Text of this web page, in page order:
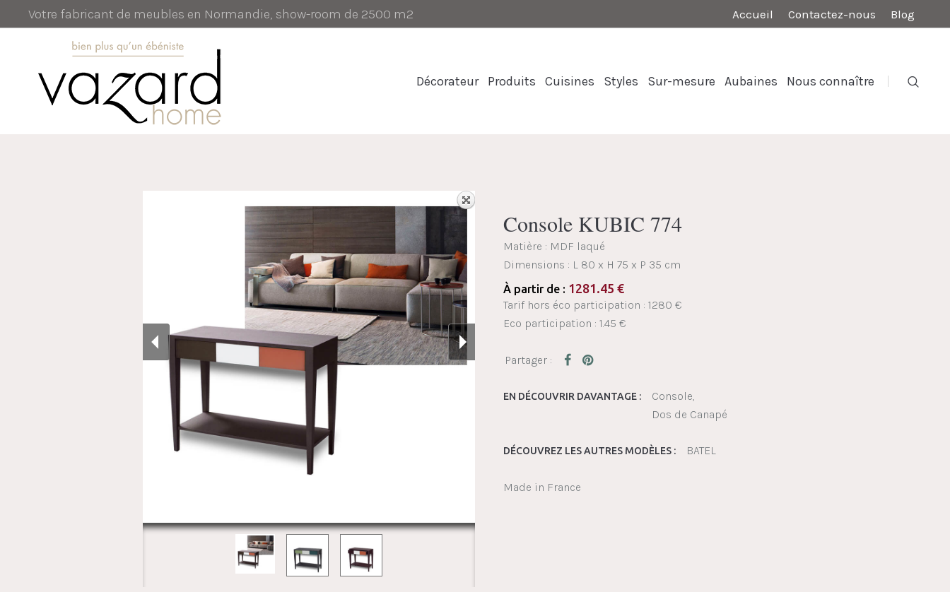
Accueil Contactez-nous Blog
Votre fabricant de meubles en Normandie, show-room de 2500 m2
Décorateur Produits Cuisines Styles Sur-mesure Aubaines Nous connaître
Console KUBIC 774
Matière : MDF laqué
Dimensions : L 80 x H 75 x P 35 cm
À partir de : 1281.45 €
Tarif hors éco participation : 1280 €
Eco participation : 1.45 €
EN DÉCOUVRIR DAVANTAGE :
Console
Dos de Canapé
DÉCOUVREZ LES AUTRES MODÈLES : BATEL
Made in France